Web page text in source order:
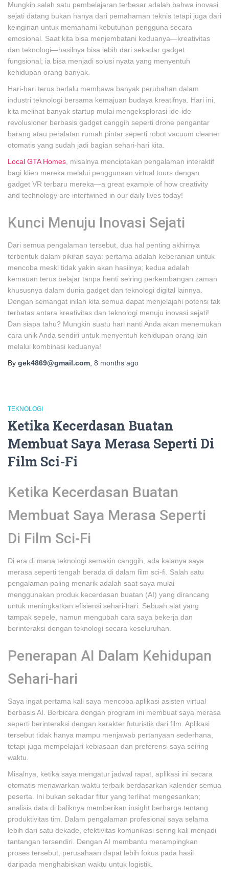
Mungkin salah satu pembelajaran terbesar adalah bahwa inovasi
sejati datang bukan hanya dari pemahaman teknis tetapi juga dari
keinginan untuk memahami kebutuhan pengguna secara
emosional. Saat kita bisa menjembatani keduanya—kreativitas
dan teknologi—hasilnya bisa lebih dari sekadar gadget
fungsional; ia bisa menjadi solusi nyata yang menyentuh
kehidupan orang banyak.
Hari-hari terus berlalu membawa banyak perubahan dalam
industri teknologi bersama kemajuan budaya kreatifnya. Hari ini,
kita melihat banyak startup mulai mengeksplorasi ide-ide
revolusioner berbasis gadget canggih seperti drone pengantar
barang atau peralatan rumah pintar seperti robot vacuum cleaner
otomatis yang sudah jadi bagian sehari-hari kita.
Local GTA Homes , misalnya menciptakan pengalaman interaktif
bagi klien mereka melalui penggunaan virtual tours dengan
gadget VR terbaru mereka—a great example of how creativity
and technology are intertwined in our daily lives today!
Kunci Menuju Inovasi Sejati
Dari semua pengalaman tersebut, dua hal penting akhirnya
terbentuk dalam pikiran saya: pertama adalah keberanian untuk
mencoba meski tidak yakin akan hasilnya; kedua adalah
kemauan terus belajar tanpa henti seiring perkembangan zaman
khususnya dalam dunia gadget dan teknologi digital lainnya.
Dengan semangat inilah kita semua dapat menjelajahi potensi tak
terbatas antara kreativitas dan teknologi menuju inovasi sejati!
Dan siapa tahu? Mungkin suatu hari nanti Anda akan menemukan
cara unik Anda sendiri untuk menyentuh kehidupan orang lain
melalui kombinasi keduanya!
By gek4869@gmail.com 8 months ago
TEKNOLOGI
Ketika Kecerdasan Buatan
Membuat Saya Merasa Seperti Di
Film Sci-Fi
Ketika Kecerdasan Buatan
Membuat Saya Merasa Seperti
Di Film Sci-Fi
Di era di mana teknologi semakin canggih, ada kalanya saya
merasa seperti tengah berada di dalam film sci-fi. Salah satu
pengalaman paling menarik adalah saat saya mulai
menggunakan produk kecerdasan buatan (AI) yang dirancang
untuk meningkatkan efisiensi sehari-hari. Sebuah alat yang
tampak sepele, namun mengubah cara saya bekerja dan
berinteraksi dengan teknologi secara keseluruhan.
Penerapan AI Dalam Kehidupan
Sehari-hari
Saya ingat pertama kali saya mencoba aplikasi asisten virtual
berbasis AI. Berbicara dengan program ini membuat saya merasa
seperti berinteraksi dengan karakter futuristik dari film. Aplikasi
tersebut tidak hanya mampu menjawab pertanyaan sederhana,
tetapi juga mempelajari kebiasaan dan preferensi saya seiring
waktu.
Misalnya, ketika saya mengatur jadwal rapat, aplikasi ini secara
otomatis menawarkan waktu terbaik berdasarkan kalender semua
peserta. Ini bukan sekadar fitur yang terlihat mengesankan;
analisis data di baliknya memberikan insight berharga tentang
produktivitas tim. Dalam pengalaman profesional saya selama
lebih dari satu dekade, efektivitas komunikasi sering kali menjadi
tantangan tersendiri. Dengan AI membantu merampingkan
proses tersebut, perusahaan dapat lebih fokus pada hasil
daripada menghabiskan waktu untuk logistik.